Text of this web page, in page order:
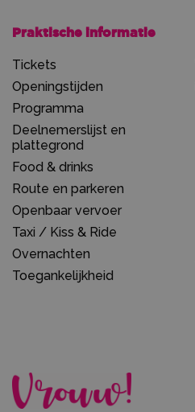
Praktische informatie
Tickets
Openingstijden
Programma
Deelnemerslijst en
plattegrond
Food & drinks
Route en parkeren
Openbaar vervoer
Taxi / Kiss & Ride
Overnachten
Toegankelijkheid